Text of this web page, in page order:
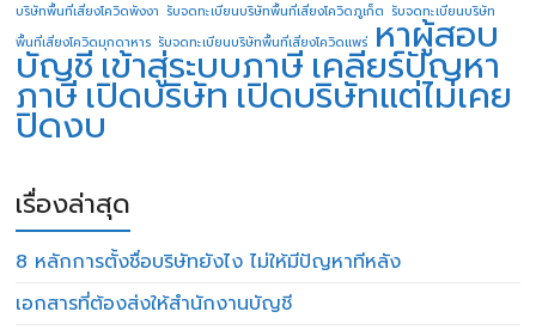
บริษัทพื้นที่เสี่ยงโควิดพังงา รับจดทะเบียนบริษัทพื้นที่เสี่ยงโควิดภูเก็ต รับจดทะเบียนบริษัท
พื้นที่เสี่ยงโควิดมุกดาหาร รับจดทะเบียนบริษัทพื้นที่เสี่ยงโควิดแพร่ หาผู้สอบ
บัญชี เข้าสู่ระบบภาษี เคลียร์ปัญหา
ภาษีเปิดบริษัทเปิดบริษัทแต่ไม่เคย
ปิดงบ
เรื่องล่าสุด
8 หลักการตั้งชื่อบริษัทยังไง ไม่ให้มีปัญหาทีหลัง
เอกสารที่ต้องส่งให้สำนักงานบัญชี